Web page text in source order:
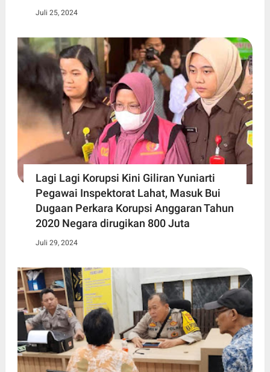
Juli 25, 2024
Lagi Lagi Korupsi Kini Giliran Yuniarti
Pegawai Inspektorat Lahat, Masuk Bui
Dugaan Perkara Korupsi Anggaran Tahun
2020 Negara dirugikan 800 Juta
Juli 29, 2024